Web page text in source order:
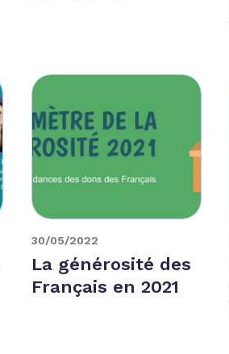
30/05/2022
La générosité des
Français en 2021